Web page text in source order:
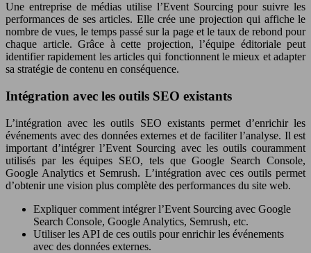
Une entreprise de médias utilise l’Event Sourcing pour suivre les
performances de ses articles. Elle crée une projection qui affiche le
nombre de vues, le temps passé sur la page et le taux de rebond pour
chaque article. Grâce à cette projection, l’équipe éditoriale peut
identifier rapidement les articles qui fonctionnent le mieux et adapter
sa stratégie de contenu en conséquence.
Intégration avec les outils SEO existants
L’intégration avec les outils SEO existants permet d’enrichir les
événements avec des données externes et de faciliter l’analyse. Il est
important d’intégrer l’Event Sourcing avec les outils couramment
utilisés par les équipes SEO, tels que Google Search Console,
Google Analytics et Semrush. L’intégration avec ces outils permet
d’obtenir une vision plus complète des performances du site web.
Expliquer comment intégrer l’Event Sourcing avec Google
Search Console, Google Analytics, Semrush, etc.
Utiliser les API de ces outils pour enrichir les événements
avec des données externes.